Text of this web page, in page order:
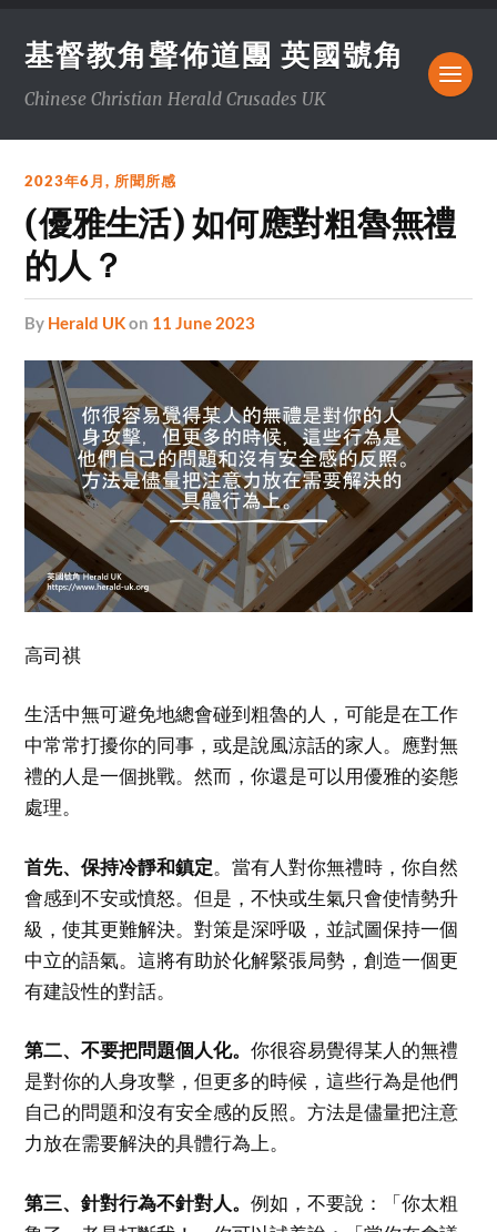
基督教角聲佈道團 英國號角
Chinese Christian Herald Crusades UK
2023年6月, 所聞所感
(優雅生活) 如何應對粗魯無禮
的人？
by Herald UKon 11 June 2023
高司祺
生活中無可避免地總會碰到粗魯的人，可能是在工作
中常常打擾你的同事，或是說風涼話的家人。應對無
禮的人是一個挑戰。然而，你還是可以用優雅的姿態
處理。
首先、保持冷靜和鎮定。當有人對你無禮時，你自然
會感到不安或憤怒。但是，不快或生氣只會使情勢升
級，使其更難解決。對策是深呼吸，並試圖保持一個
中立的語氣。這將有助於化解緊張局勢，創造一個更
有建設性的對話。
第二、不要把問題個人化。你很容易覺得某人的無禮
是對你的人身攻擊，但更多的時候，這些行為是他們
自己的問題和沒有安全感的反照。方法是儘量把注意
力放在需要解決的具體行為上。
第三、針對行為不針對人。例如，不要說：「你太粗